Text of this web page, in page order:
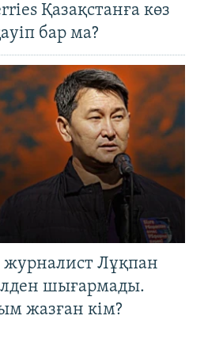
Қазақстанға көз
бар ма?
Лұқпан
шығармады.
жазған кім?